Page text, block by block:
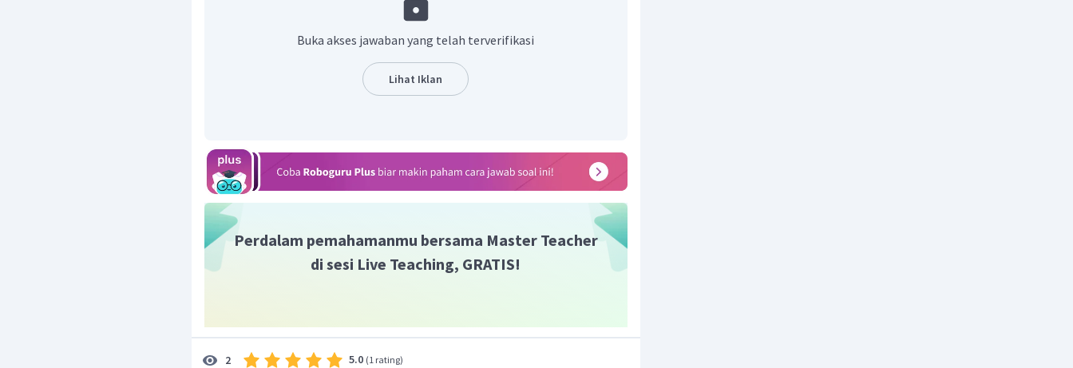
alkena direaksikan dengan HCl merupakan reaksi adisi. Senyawa
alkena yang memungkinkan adalah 2-pentena.
Oleh karena itu, senyawa karbon tersebut adalah 2-pentena.
Buka akses jawaban yang telah terverifikasi
Lihat Iklan
Perdalam pemahamanmu bersama Master Teacher
di sesi Live Teaching, GRATIS!
2 5.0 (1 rating)